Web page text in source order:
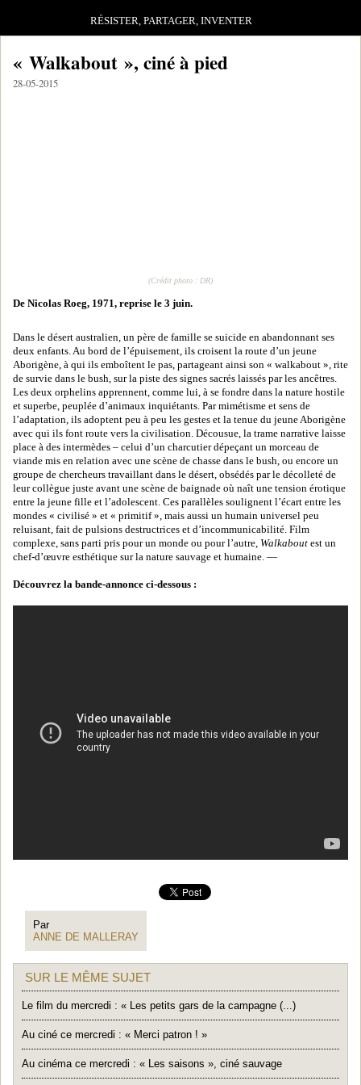
RÉSISTER, PARTAGER, INVENTER
« Walkabout », ciné à pied
28-05-2015
(Crédit photo : DR)
De Nicolas Roeg, 1971, reprise le 3 juin.
Dans le désert australien, un père de famille se suicide en abandonnant ses
deux enfants. Au bord de l’épuisement, ils croisent la route d’un jeune
Aborigène, à qui ils emboîtent le pas, partageant ainsi son « walkabout », rite
de survie dans le bush, sur la piste des signes sacrés laissés par les ancêtres.
Les deux orphelins apprennent, comme lui, à se fondre dans la nature hostile
et superbe, peuplée d’animaux inquiétants. Par mimétisme et sens de
l’adaptation, ils adoptent peu à peu les gestes et la tenue du jeune Aborigène
avec qui ils font route vers la civilisation. Décousue, la trame narrative laisse
place à des intermèdes – celui d’un charcutier dépeçant un morceau de
viande mis en relation avec une scène de chasse dans le bush, ou encore un
groupe de chercheurs travaillant dans le désert, obsédés par le décolleté de
leur collègue juste avant une scène de baignade où naît une tension érotique
entre la jeune fille et l’adolescent. Ces parallèles soulignent l’écart entre les
mondes « civilisé » et « primitif », mais aussi un humain universel peu
reluisant, fait de pulsions destructrices et d’incommunicabilité. Film
complexe, sans parti pris pour un monde ou pour l’autre, Walkabout est un
chef-d’œuvre esthétique sur la nature sauvage et humaine. —
Découvrez la bande-annonce ci-dessous :
Par
ANNE DE MALLERAY
SUR LE MÊME SUJET
Le film du mercredi : « Les petits gars de la campagne (...)
Au ciné ce mercredi : « Merci patron ! »
Au cinéma ce mercredi : « Les saisons », ciné sauvage